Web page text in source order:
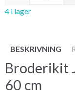
4 i lager
BESKRIVNING
Broderikit
60 cm